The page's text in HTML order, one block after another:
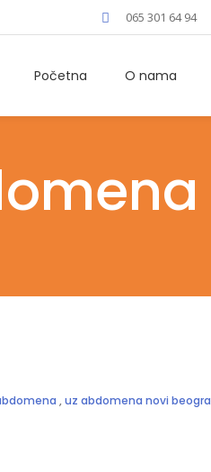
065 301 64 94
Početna O nama
,uz abdomena novi